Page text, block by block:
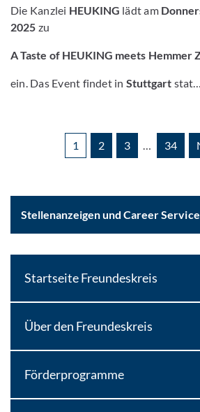
Die Kanzlei HEUKING lädt am
2025 zu
A Taste of HEUKING meets Hemmer
ein. Das Event findet inStuttgart stat…
1 2 3 … 34
Stellenanzeigen und Career Service
Startseite Freundeskreis
Über den Freundeskreis
Förderprogramme